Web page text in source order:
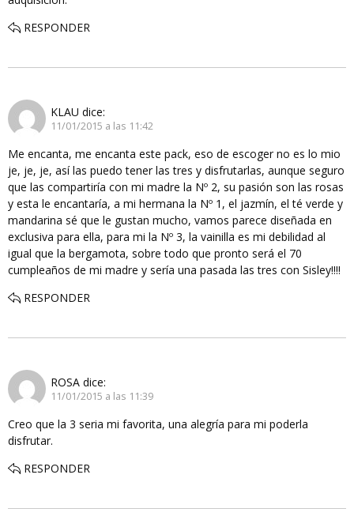
RESPONDER
KLAU dice:
11/01/2015 a las 11:42
Me encanta, me encanta este pack, eso de escoger no es lo mio
je, je, je, así las puedo tener las tres y disfrutarlas, aunque seguro
que las compartiría con mi madre la Nº 2, su pasión son las rosas
y esta le encantaría, a mi hermana la Nº 1, el jazmín, el té verde y
mandarina sé que le gustan mucho, vamos parece diseñada en
exclusiva para ella, para mi la Nº 3, la vainilla es mi debilidad al
igual que la bergamota, sobre todo que pronto será el 70
cumpleaños de mi madre y sería una pasada las tres con Sisley!!!!
RESPONDER
ROSA dice:
11/01/2015 a las 11:39
Creo que la 3 seria mi favorita, una alegría para mi poderla
disfrutar.
RESPONDER